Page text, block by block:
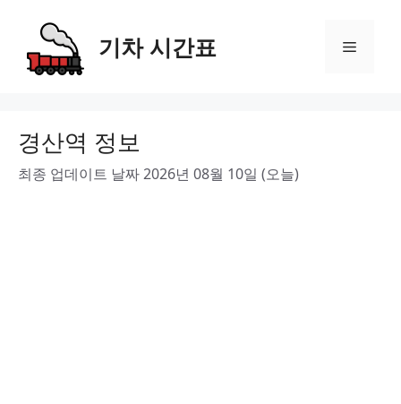
content
기차 시간표 Menu
경산역 정보
최종 업데이트 날짜 2026년 08월 10일 (오늘)